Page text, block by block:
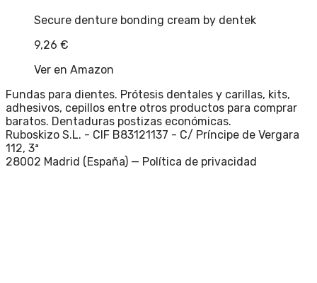
Secure denture bonding cream by dentek
9,26 €
Ver en Amazon
Fundas para dientes. Prótesis dentales y carillas, kits,
adhesivos, cepillos entre otros productos para comprar
baratos. Dentaduras postizas económicas.
Ruboskizo S.L. - CIF B83121137 - C/ Príncipe de Vergara
112, 3ª
28002 Madrid (España) — Política de privacidad